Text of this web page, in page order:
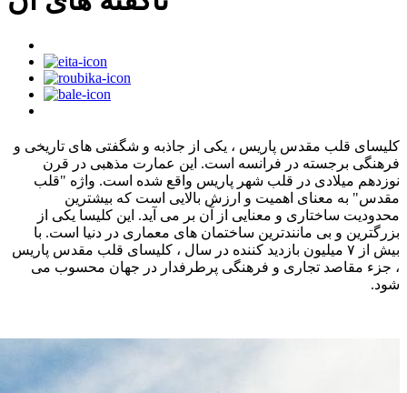
کلیسای قلب مقدس پاریس ، یکی از جاذبه‌ و شگفتی های تاریخی و
فرهنگی برجسته در فرانسه است. این عمارت مذهبی در قرن
نوزدهم میلادی در قلب شهر پاریس واقع شده است. واژه "قلب
مقدس" به معنای اهمیت و ارزش بالایی است که بیشترین
محدودیت ساختاری و معنایی از آن بر می‌ آید. این كلیسا یكی از
بزرگترین و بی‌ مانندترین ساختمان‌ های معماری در دنیا است. با
بیش از ۷ میلیون بازدید کننده در سال ، کلیسای قلب مقدس پاریس
، جزء مقاصد تجاری و فرهنگی پرطرفدار در جهان محسوب می‌
شود.